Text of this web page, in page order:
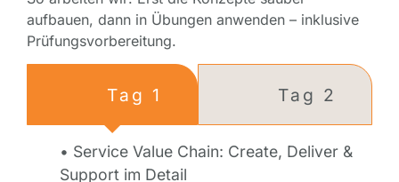
aufbauen, dann in Übungen anwenden – inklusive
Prüfungsvorbereitung.
Tag 1 Tag 2
• Service Value Chain: Create, Deliver &
Support im Detail